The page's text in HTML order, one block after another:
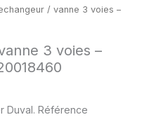
/ vanne 3 voies –
3 voies –
Duval. Référence